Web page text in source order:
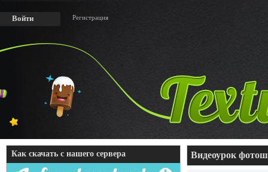
Войти Регистрация
Как скачать с нашего сервера Видеоурок